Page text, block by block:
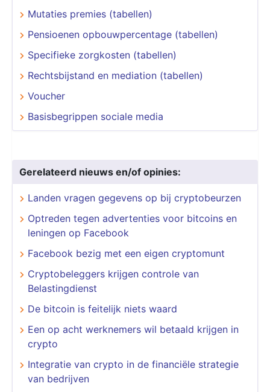
Mutaties premies (tabellen)
Pensioenen opbouwpercentage (tabellen)
Specifieke zorgkosten (tabellen)
Rechtsbijstand en mediation (tabellen)
Voucher
Basisbegrippen sociale media
Gerelateerd nieuws en/of opinies:
Landen vragen gegevens op bij cryptobeurzen
Optreden tegen advertenties voor bitcoins en
leningen op Facebook
Facebook bezig met een eigen cryptomunt
Cryptobeleggers krijgen controle van
Belastingdienst
De bitcoin is feitelijk niets waard
Een op acht werknemers wil betaald krijgen in
crypto
​​​​​​​Integratie van crypto in de financiële strategie
van bedrijven